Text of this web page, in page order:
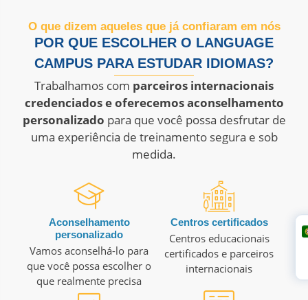
O que dizem aqueles que já confiaram em nós
POR QUE ESCOLHER O LANGUAGE
CAMPUS PARA ESTUDAR IDIOMAS?
Trabalhamos com parceiros internacionais
credenciados e oferecemos aconselhamento
personalizado para que você possa desfrutar de
uma experiência de treinamento segura e sob
medida.
Aconselhamento
personalizado
Vamos aconselhá-lo para
que você possa escolher o
que realmente precisa
Centros certificados
Centros educacionais
certificados e parceiros
internacionais